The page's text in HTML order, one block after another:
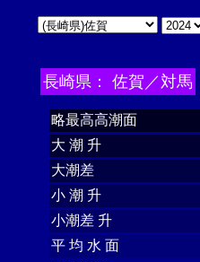
長崎県： 佐賀／対馬
略最高高潮面
大 潮 升
大潮差
小 潮 升
小潮差 升
平 均 水 面